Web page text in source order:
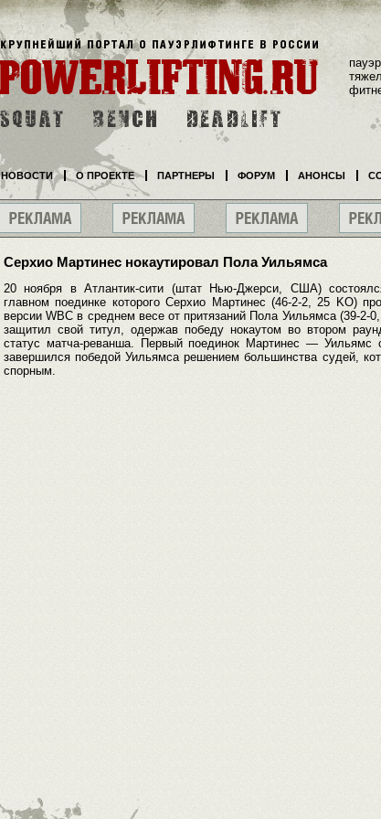
Серхио Мартинес нокаутировал Пола Уильямса
20 ноября в Атлантик-сити (штат Нью-Джерси, США)
главном поединке которого Серхио Мартинес (46-2-2, 25 KO)
версии WBC в среднем весе от притязаний Пола Уильямса (39-
защитил свой титул, одержав победу нокаутом во втором
статус матча-реванша. Первый поединок Мартинес — Уильямс
завершился победой Уильямса решением большинства судей,
спорным.
НОВОСТИ О ПРОЕКТЕ ПАРТНЕРЫ ФОРУМ АНОНСЫ